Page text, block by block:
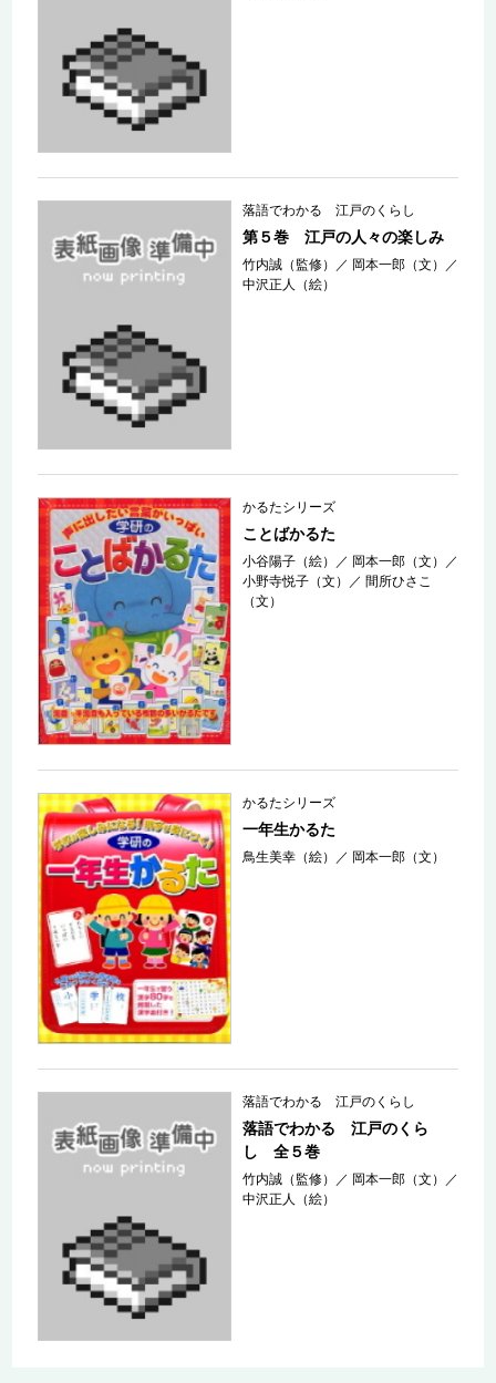
落語でわかる 江戸のくらし
第５巻 江戸の人々の楽しみ
竹内誠（監修） ／ 岡本一郎（文）
／
中沢正人（絵）
かるたシリーズ
ことばかるた
小谷陽子（絵） ／ 岡本一郎（文）
／
小野寺悦子（文）
／ 間所ひさこ
（文）
かるたシリーズ
一年生かるた
鳥生美幸（絵） ／ 岡本一郎（文）
落語でわかる 江戸のくらし
落語でわかる 江戸のくら
し 全５巻
竹内誠（監修） ／ 岡本一郎（文）
／
中沢正人（絵）